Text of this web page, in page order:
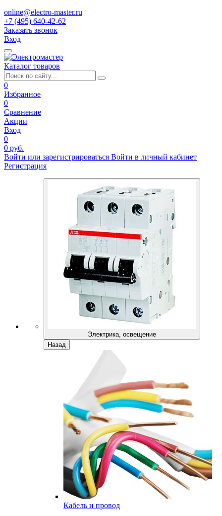
online@electro-master.ru
+7 (495) 640-42-62
Заказать звонок
Вход
Каталог товаров
0
Избранное
0
Сравнение
Акции
Вход
0
0 руб.
Войти или зарегистрироваться Войти в личный кабинет
Регистрация
Электрика, освещение
Назад
Кабель и провод